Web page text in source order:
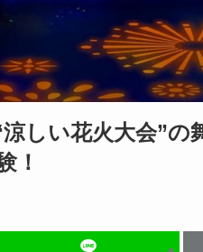
しい花火大会”の
！